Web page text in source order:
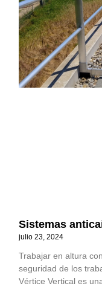
Sistemas
julio 23, 2024
Trabajar en altura
seguridad de los
Vértice Vertical es